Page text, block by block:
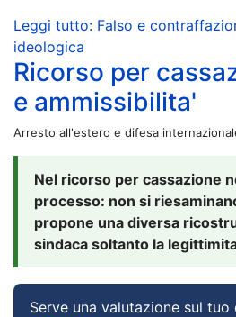
Leggi tutto: Falso e
ideologica
Ricorso per
e ammissibilita'
Arresto all'estero e difesa
Nel ricorso per cassazione
processo: non si
propone una diversa
sindaca soltanto la
Serve una valutazione sul tuo